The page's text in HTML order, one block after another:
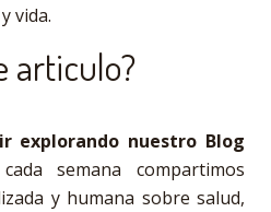
vida.
articulo?
explorando nuestro Blog
semana compartimos
y humana sobre salud,